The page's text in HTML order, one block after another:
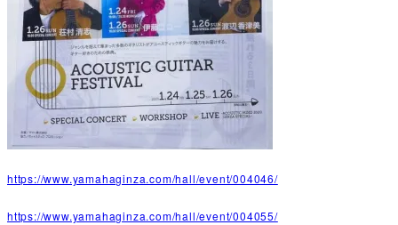
https://www.yamahaginza.com/hall/event/004046/
https://www.yamahaginza.com/hall/event/004055/